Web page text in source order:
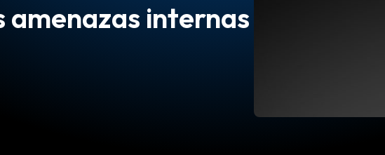
amenazas internas